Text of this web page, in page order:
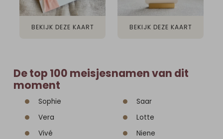
BEKIJK DEZE KAART BEKIJK DEZE KAART
De top 100 meisjesnamen van dit
moment
Sophie
Vera
Vivé
Saar
Lotte
Niene